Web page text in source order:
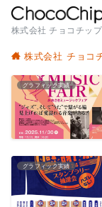
株式会社 チョコチップ
株式会社 チョコ
グラフィック実績
グラフィック実績